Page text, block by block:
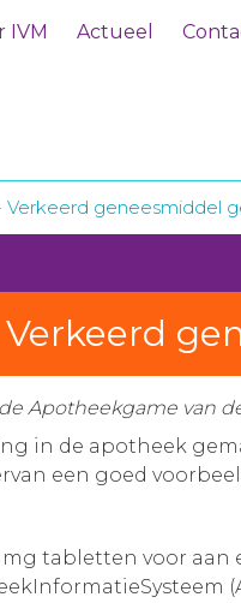
IVM Actueel
Verkeerd geneesmiddel
Apotheekgame van
in de apotheek
een goed
tabletten voor